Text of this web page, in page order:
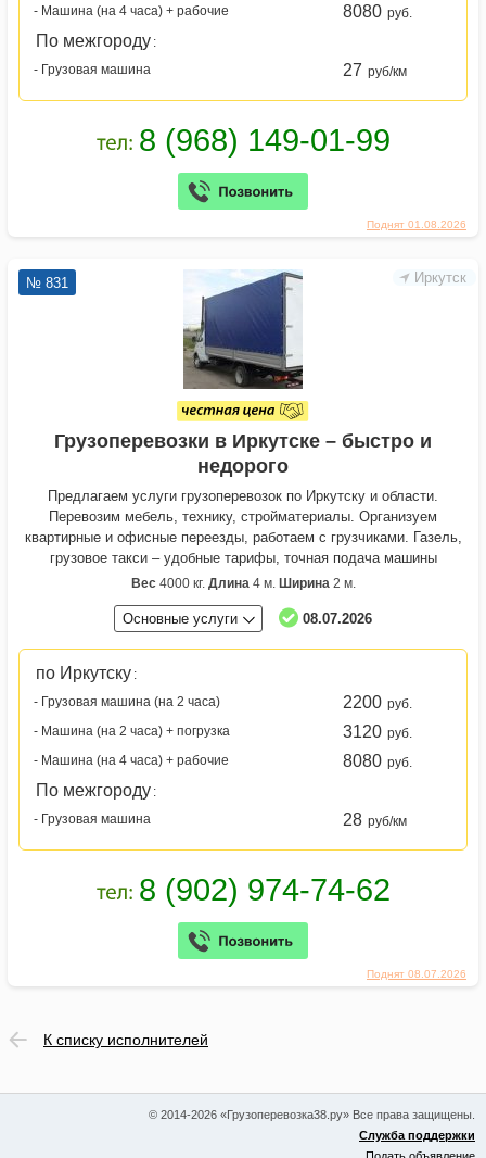
Поднят 01.08.2026
- Машина (на 4 часа) + рабочие
8080 руб.
По межгороду :
- Грузовая машина
27 руб/км
Иркутск
Поднят 08.07.2026
№ 831
Грузоперевозки в Иркутске – быстро и
недорого
Предлагаем услуги грузоперевозок по Иркутску и области.
Перевозим мебель, технику, стройматериалы. Организуем
квартирные и офисные переезды, работаем с грузчиками. Газель,
грузовое такси – удобные тарифы, точная подача машины
Вес4000 кг. Длина4 м. Ширина2 м.
Основные услуги 08.07.2026
по Иркутску :
- Грузовая машина (на 2 часа)
2200 руб.
- Машина (на 2 часа) + погрузка
3120 руб.
- Машина (на 4 часа) + рабочие
8080 руб.
По межгороду :
- Грузовая машина
28 руб/км
К списку исполнителей
© 2014-2026 «Грузоперевозка38.ру» Все права защищены.
Служба поддержки